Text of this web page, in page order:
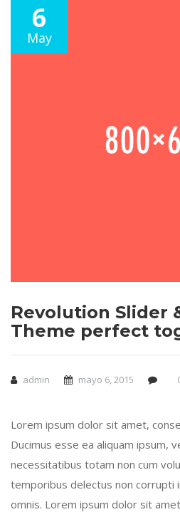
6
May
Revolution Slider
Theme perfect
admin mayo 6, 2015
Lorem ipsum dolor sit amet,
Ducimus esse ea aliquam ipsum,
necessitatibus totam non cum
temporibus delectus non corrupti
omnis. Lorem ipsum dolor sit